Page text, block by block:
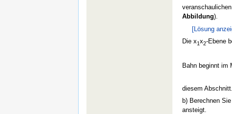
Abbildung).
[Lösung
Die x1x2-Ebene
Bahn beginnt im
diesem Abschnitt.
b) Berechnen
ansteigt.